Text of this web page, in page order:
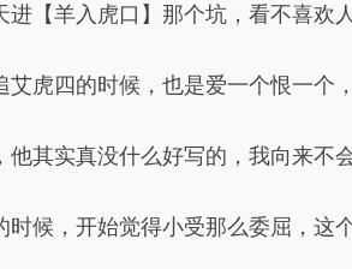
【羊入虎口】那个坑，看不喜欢
虎四的时候，也是爱一个恨一个
其实真没什么好写的，我向来不
候，开始觉得小受那么委屈，这